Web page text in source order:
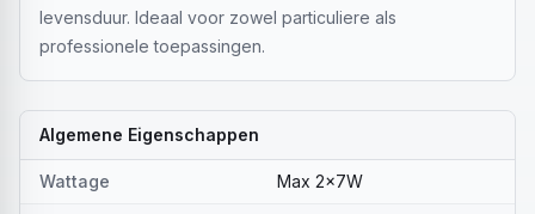
levensduur. Ideaal voor zowel particuliere als
professionele toepassingen.
Algemene Eigenschappen
Wattage Max 2x7W